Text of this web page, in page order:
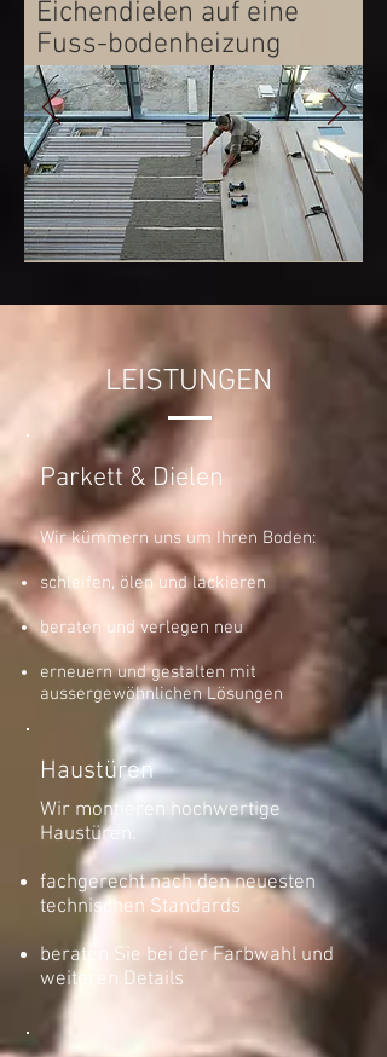
Eichendielen auf eine
Fuss-bodenheizung
LEISTUNGEN
Parkett & Dielen
Wir kümmern uns um Ihren Boden:
schleifen, ölen und lackieren
beraten und verlegen neu
erneuern und gestalten mit
aussergewöhnlichen Lösungen
Haustüren
Wir montieren hochwertige
Haustüren:
fachgerecht nach den neuesten
technischen Standards
beraten Sie bei der Farbwahl und
weiteren Details